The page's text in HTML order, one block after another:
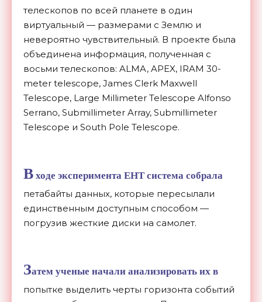
телескопов по всей планете в один
виртуальный — размерами с Землю и
невероятно чувствительный. В проекте была
объединена информация, полученная с
восьми телескопов: ALMA, APEX, IRAM 30-
meter telescope, James Clerk Maxwell
Telescope, Large Millimeter Telescope Alfonso
Serrano, Submillimeter Array, Submillimeter
Telescope и South Pole Telescope.
Входе эксперимента ЕНТ система собрала
петабайты данных, которые пересылали
единственным доступным способом —
погрузив жесткие диски на самолет.
Затем ученые начали анализировать их в
попытке выделить черты горизонта событий